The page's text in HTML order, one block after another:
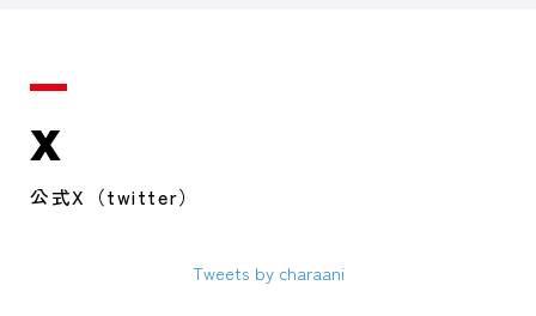
X
公式X（twitter）
Tweets by charaani